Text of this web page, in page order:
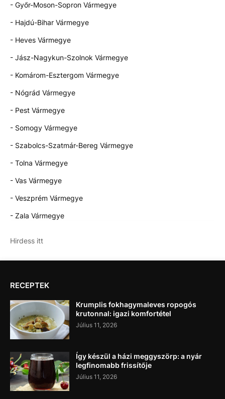
- Győr-Moson-Sopron Vármegye
- Hajdú-Bihar Vármegye
- Heves Vármegye
- Jász-Nagykun-Szolnok Vármegye
- Komárom-Esztergom Vármegye
- Nógrád Vármegye
- Pest Vármegye
- Somogy Vármegye
- Szabolcs-Szatmár-Bereg Vármegye
- Tolna Vármegye
- Vas Vármegye
- Veszprém Vármegye
- Zala Vármegye
Hirdess itt
RECEPTEK
Krumplis fokhagymaleves ropogós
krutonnal: igazi komfortétel
Július 11, 2026
Így készül a házi meggyszörp: a nyár
legfinomabb frissítője
Július 11, 2026